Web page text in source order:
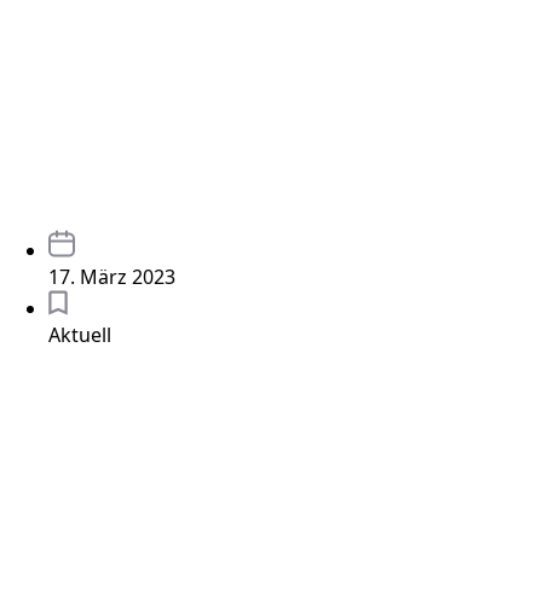
17. März 2023
Aktuell